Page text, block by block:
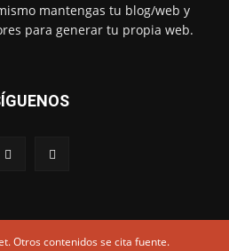
mantengas tu blog/web y
para generar tu propia web.
Otros contenidos se cita fuente.